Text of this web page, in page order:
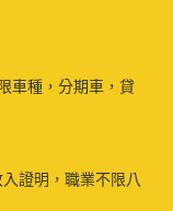
車種，分期車，貸
證明，職業不限八